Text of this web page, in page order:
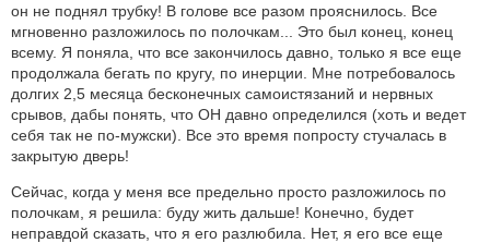
он не поднял трубку! В голове все разом прояснилось. Все
мгновенно разложилось по полочкам... Это был конец, конец
всему. Я поняла, что все закончилось давно, только я все еще
продолжала бегать по кругу, по инерции. Мне потребовалось
долгих 2,5 месяца бесконечных самоистязаний и нервных
срывов, дабы понять, что ОН давно определился (хоть и ведет
себя так не по-мужски). Все это время попросту стучалась в
закрытую дверь!
Сейчас, когда у меня все предельно просто разложилось по
полочкам, я решила: буду жить дальше! Конечно, будет
неправдой сказать, что я его разлюбила. Нет, я его все еще